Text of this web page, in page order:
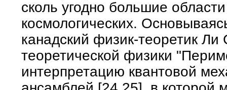
сколь угодно большие
космологических.
канадский физик-теоретик
теоретической физики
интерпретацию квантовой